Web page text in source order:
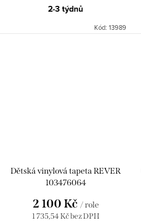
2-3 týdnů
Kód: 13989
Dětská vinylová tapeta REVER
103476064
1 735,54 Kč bez DPH
2 100 Kč / role